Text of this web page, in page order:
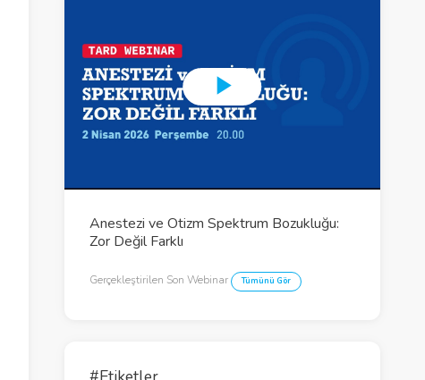
P
l
y
V
d
Anestezi ve Otizm Spektrum Bozukluğu:
Zor Değil Farklı
Gerçekleştirilen Son Webinar Tümünü Gör